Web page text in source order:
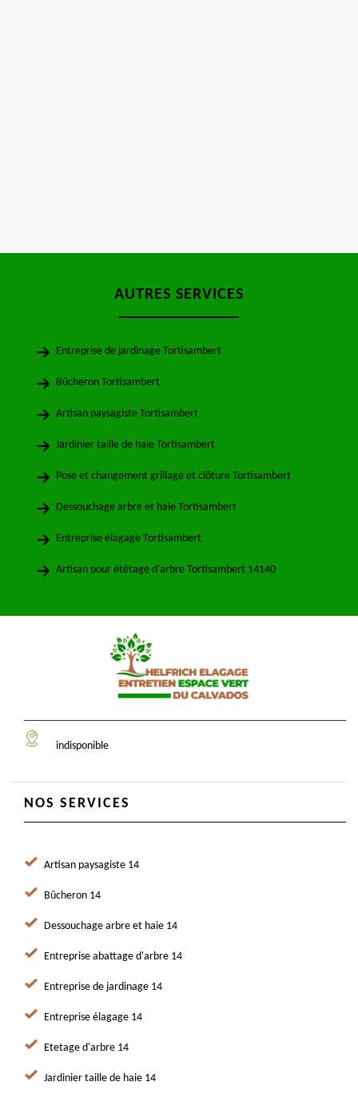
AUTRES SERVICES
Entreprise de jardinage Tortisambert
Bûcheron Tortisambert
Artisan paysagiste Tortisambert
Jardinier taille de haie Tortisambert
Pose et changement grillage et clôture Tortisambert
Dessouchage arbre et haie Tortisambert
Entreprise élagage Tortisambert
Artisan pour étêtage d'arbre Tortisambert 14140
indisponible
NOS SERVICES
Artisan paysagiste 14
Bûcheron 14
Dessouchage arbre et haie 14
Entreprise abattage d'arbre 14
Entreprise de jardinage 14
Entreprise élagage 14
Etetage d'arbre 14
Jardinier taille de haie 14